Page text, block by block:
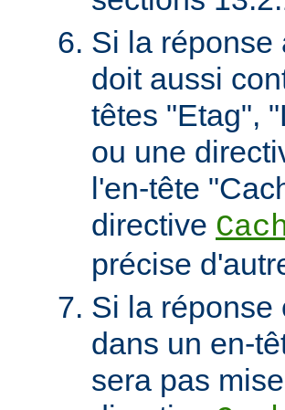
Si la réponse
doit aussi
têtes "Etag",
ou une
l'en-tête
directive
précise
Si la réponse
dans un en-
sera pas